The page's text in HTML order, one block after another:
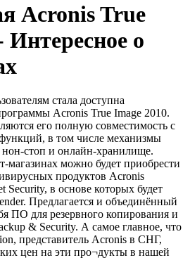
Acronis True
Интересное о
стала доступна
Acronis True Image 2010.
его полную совместимость с
в том числе механизмы
нон-стоп и онлайн-хранилище.
магазинах можно будет приобрести
продуктов Acronis
Security, в основе которых будет
Предлагается и объединённый
ПО для резервного копирования и
& Security. А самое главное, что
представитель Acronis в СНГ,
цен на эти про¬дукты в нашей